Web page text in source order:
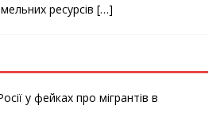
ресурсів […]
у фейках про мігрантів в